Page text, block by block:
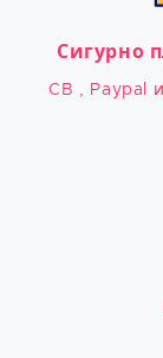
Сигурно
CB , Paypal